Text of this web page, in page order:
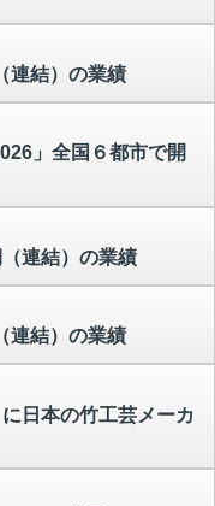
連結）の業績
」全国６都市で開
連結）の業績
連結）の業績
日本の竹工芸メーカ